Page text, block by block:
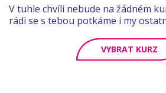
V tuhle chvíli nebude na žádném
rádi se s tebou potkáme i my
VYBRAT KURZ